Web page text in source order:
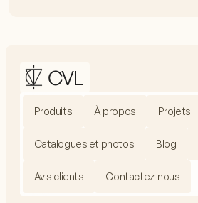
Produits À propos Projets
Catalogues et photos Blog
Avis clients Contactez-nous